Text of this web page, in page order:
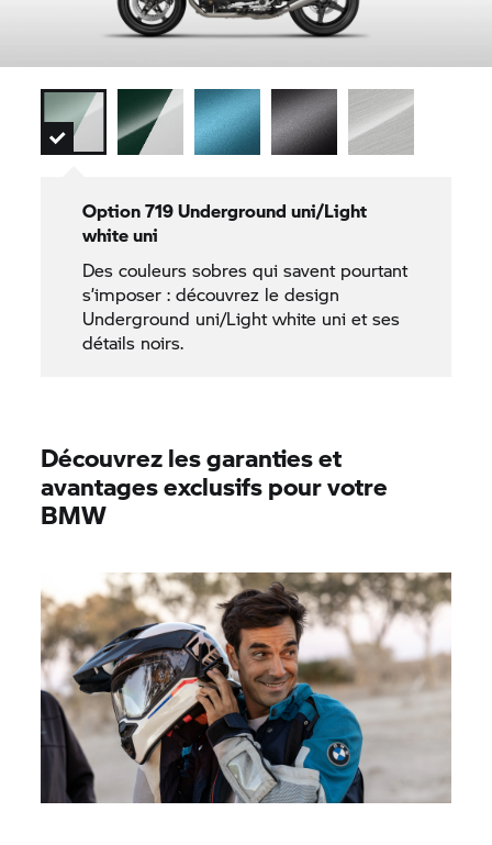
Option 719 Underground uni/Light
white uni
Des couleurs sobres qui savent pourtant
s’imposer : découvrez le design
Underground uni/Light white uni et ses
détails noirs.
Découvrez les garanties et
avantages exclusifs pour votre
BMW